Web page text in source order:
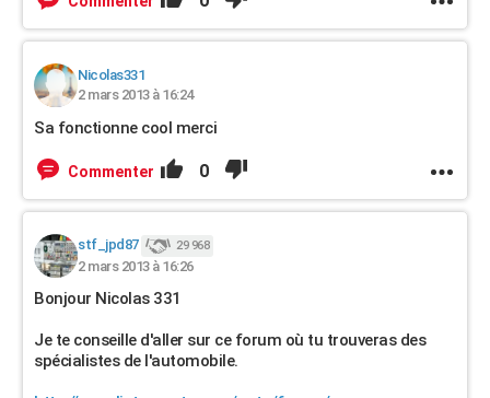
Nicolas331
2 mars 2013 à 16:24
Sa fonctionne cool merci
Commenter 0
stf_jpd87 29 968
2 mars 2013 à 16:26
Bonjour Nicolas 331
Je te conseille d'aller sur ce forum où tu trouveras des
spécialistes de l'automobile.